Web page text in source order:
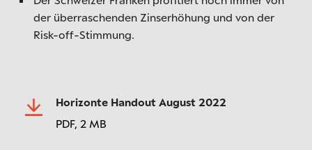
der überraschenden Zinserhöhung und von der
Risk-off-Stimmung.
Horizonte Handout August 2022
PDF, 2 MB